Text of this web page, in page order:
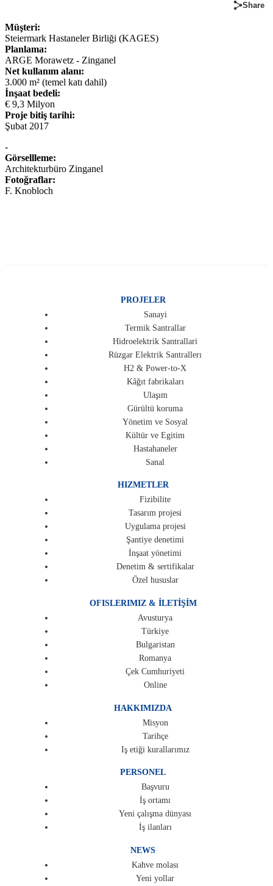
Share
Müşteri:
Steiermark Hastaneler Birliği (KAGES)
Planlama:
ARGE Morawetz - Zinganel
Net kullanım alanı:
3.000 m² (temel katı dahil)
İnşaat bedeli:
€ 9,3 Milyon
Proje bitiş tarihi:
Şubat 2017
-
Görsellleme:
Architekturbüro Zinganel
Fotoğraflar:
F. Knobloch
PROJELER
Sanayi
Termik Santrallar
Hidroelektrik Santrallari
Rüzgar Elektrik Santrallerı
H2 & Power-to-X
Kâğıt fabrikaları
Ulaşım
Gürültü koruma
Yönetim ve Sosyal
Kültür ve Egitim
Hastahaneler
Sanal
HIZMETLER
Fizibilite
Tasarım projesi
Uygulama projesi
Şantiye denetimi
İnşaat yönetimi
Denetim & sertifikalar
Özel hususlar
OFISLERIMIZ & İLETİŞİM
Avusturya
Türkiye
Bulgaristan
Romanya
Çek Cumhuriyeti
Online
HAKKIMIZDA
Misyon
Tarihçe
Iş etiği kurallarımız
PERSONEL
Başvuru
İş ortamı
Yeni çalışma dünyası
İş ilanları
NEWS
Kahve molası
Yeni yollar